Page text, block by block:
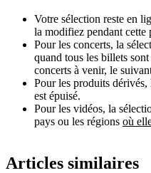
Votre sélection reste en
la modifiez pendant cette
Pour les concerts, la
quand tous les billets
concerts à venir, le
Pour les produits
est épuisé.
Pour les vidéos, la
pays ou les régions où
Articles similaires